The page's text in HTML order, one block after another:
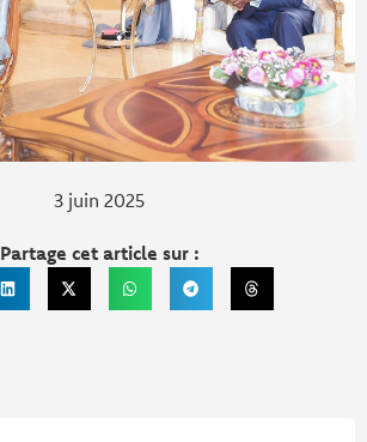
3 juin 2025
Partage cet article sur :